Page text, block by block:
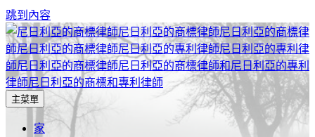
跳到內容
尼日利亞商標律師事務所, 尼日
尼日利亞商標律師事務所, 尼日利亞的專利律師事務所, 知識產
權律師事務所在尼日利亞, 尼日利亞的知識產權律師事務所
主菜單
家